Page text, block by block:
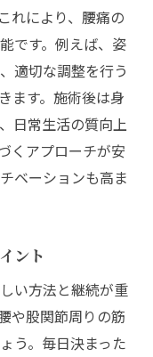
れにより、腰痛の
です。例えば、姿
適切な調整を行う
ます。施術後は身
日常生活の質向上
くアプローチが安
ベーションも高ま
ント
い方法と継続が重
や股関節周りの筋
う。毎日決まった